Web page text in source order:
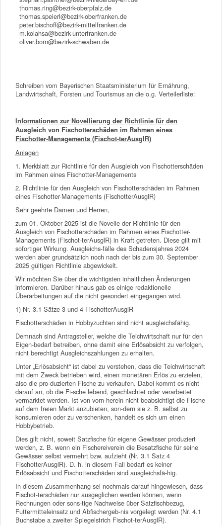
thomas.ring@bezirk-oberpfalz.de
thomas.speierl@bezirk-oberfranken.de
peter.bischoff@bezirk-mittelfranken.de
m.kolahsa@bezirk-unterfranken.de
oliver.born@bezirk-schwaben.de
Schreiben vom Bayerischen Staatsministerium für Ernährung,
Landwirtschaft, Forsten und Tourismus an die o.g. Verteilerliste:
Informationen zur Novellierung der Richtlinie für den
Ausgleich von Fischotterschäden im Rahmen eines
Fischotter-Managements (Fischot-terAusglR)
Anlagen
1. Merkblatt zur Richtlinie für den Ausgleich von Fischotterschäden
im Rahmen eines Fischotter-Managements
2. Richtlinie für den Ausgleich von Fischotterschäden im Rahmen
eines Fischotter-Managements (FischotterAusglR)
Sehr geehrte Damen und Herren,
zum 01. Oktober 2025 ist die Novelle der Richtlinie für den
Ausgleich von Fischotterschäden im Rahmen eines Fischotter-
Managements (Fischot-terAusglR) in Kraft getreten. Diese gilt mit
sofortiger Wirkung. Ausgleichs-fälle des Schadensjahres 2024
werden aber grundsätzlich noch nach der bis zum 30. September
2025 gültigen Richtlinie abgewickelt.
Wir möchten Sie über die wichtigsten inhaltlichen Änderungen
informieren. Darüber hinaus gab es einige redaktionelle
Überarbeitungen auf die nicht gesondert eingegangen wird.
1) Nr. 3.1 Sätze 3 und 4 FischotterAusglR
Fischotterschäden in Hobbyzuchten sind nicht ausgleichsfähig.
Demnach sind Antragsteller, welche die Teichwirtschaft nur für den
Eigen-bedarf betreiben, ohne damit eine Erlösabsicht zu verfolgen,
nicht berechtigt Ausgleichszahlungen zu erhalten.
Unter „Erlösabsicht“ ist dabei zu verstehen, dass die Teichwirtschaft
mit dem Zweck betrieben wird, einen monetären Erlös zu erzielen,
also die pro-duzierten Fische zu verkaufen. Dabei kommt es nicht
darauf an, ob die Fi-sche lebend, geschlachtet oder verarbeitet
vermarktet werden. Ist von vorn-herein nicht beabsichtigt die Fische
auf dem freien Markt anzubieten, son-dern sie z. B. selbst zu
konsumieren oder zu verschenken, handelt es sich um einen
Hobbybetrieb.
Dies gilt nicht, soweit Satzfische für eigene Gewässer produziert
werden, z. B. wenn ein Fischereiverein die Besatzfische für seine
Gewässer selbst vermehrt bzw. aufzieht (Nr. 3.1 Satz 4
FischotterAusglR). D. h. in diesem Fall bedarf es keiner
Erlösabsicht und Fischotterschäden sind ausgleichsfä-hig.
In diesem Zusammenhang sei nochmals darauf hingewiesen, dass
Fischot-terschäden nur ausgeglichen werden können, wenn
Rechnungen oder sons-tige Nachweise über Satzfischbezug,
Futtermitteleinsatz und Abfischergeb-nis vorgelegt werden (Nr. 4.1
Buchstabe a zweiter Spiegelstrich Fischot-terAusglR).